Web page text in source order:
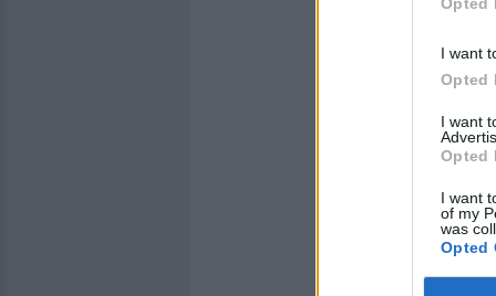
I want
Opted
I want
Opted
I want
of my
was
Opted